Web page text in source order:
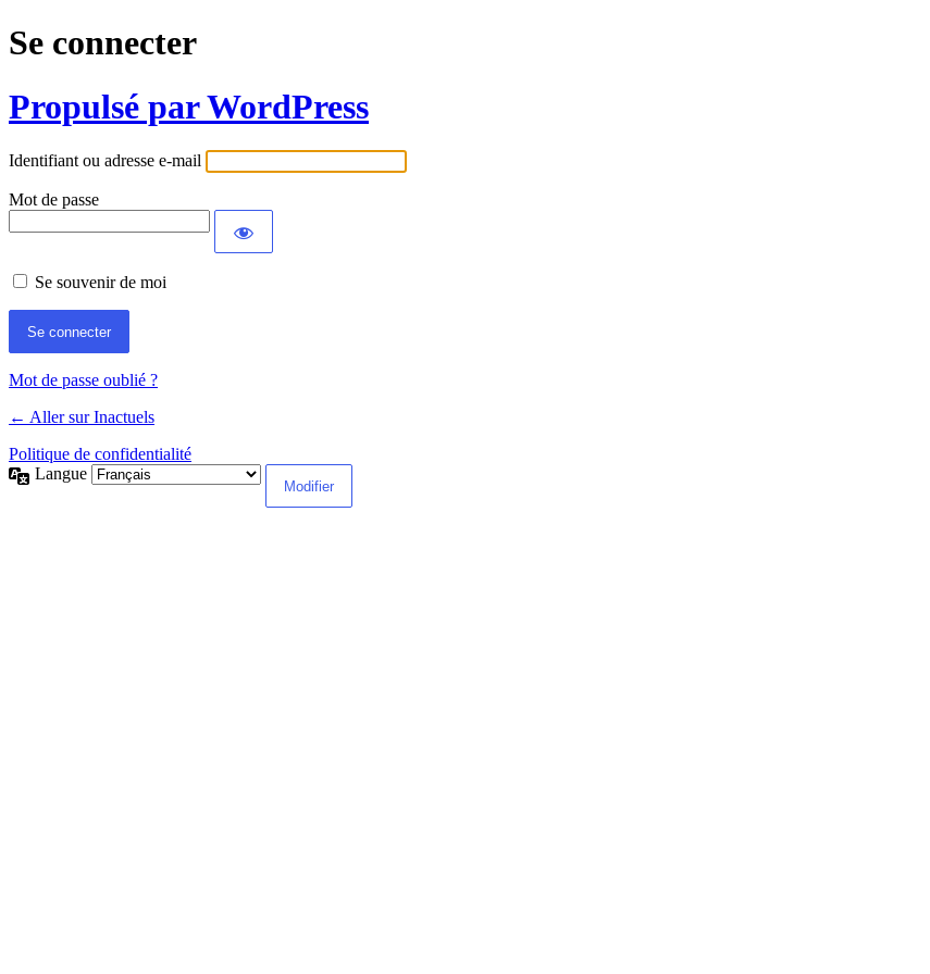
Se connecter
Propulsé par WordPress
Identifiant ou adresse e-mail
Mot de passe
Se souvenir de moi
Mot de passe oublié ?
← Aller sur Inactuels
Politique de confidentialité
Langue